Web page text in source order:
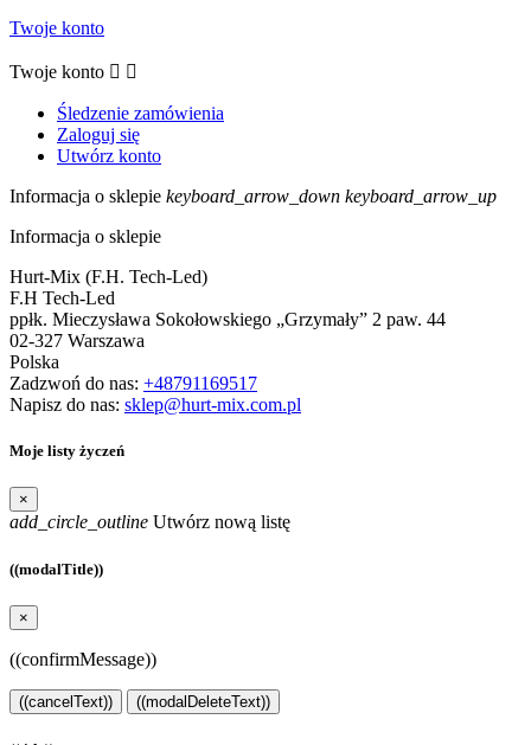
Twoje konto
Twoje konto  
Śledzenie zamówienia
Zaloguj się
Utwórz konto
Informacja o sklepie keyboard_arrow_down keyboard_arrow_up
Informacja o sklepie
Hurt-Mix (F.H. Tech-Led)
F.H Tech-Led
ppłk. Mieczysława Sokołowskiego „Grzymały” 2 paw. 44
02-327 Warszawa
Polska
Zadzwoń do nas: +48791169517
Napisz do nas: sklep@hurt-mix.com.pl
Moje listy życzeń
×
add_circle_outline Utwórz nową listę
((modalTitle))
×
((confirmMessage))
((cancelText)) ((modalDeleteText))